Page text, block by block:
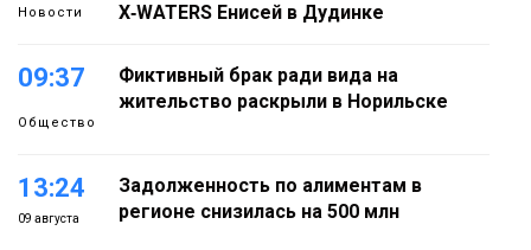
Новости
X‑WATERS Енисей в Дудинке
09:37
Общество
Фиктивный брак ради вида на
жительство раскрыли в Норильске
13:24
09 августа
Задолженность по алиментам в
регионе снизилась на 500 млн